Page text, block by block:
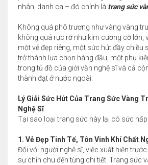
nhân, danh ca – đó chính là trang sức
Không quá phô trương như vàng vàng
không quá rực rỡ như kim cương cỡ lớn,
một vẻ đẹp riêng, một sức hút đầy chiều
trở thành lựa chọn hàng đầu, một phụ
trong tủ đồ của giới văn nghệ sĩ và cả
thành đạt ở nước ngoài.
Lý Giải Sức Hút Của Trang Sức Vàng
Nghệ Sĩ
Tại sao loại trang sức này lại có sức hấp
1. Vẻ Đẹp Tinh Tế, Tôn Vinh Khí Chất
Đối với người nghệ sĩ, việc xuất hiện
sự chỉn chu đến từng chi tiết. Trang sức